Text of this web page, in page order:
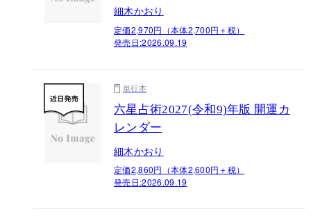
細木かおり
定価2,970円（本体2,700円＋税）
発売日:2026.09.19
単行本
六星占術2027(令和9)年版 開運カ
レンダー
細木かおり
定価2,860円（本体2,600円＋税）
発売日:2026.09.19